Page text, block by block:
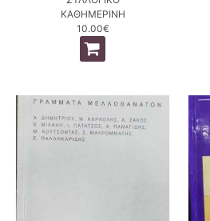
ΚΑΘΗΜΕΡΙΝΗ
10.00€